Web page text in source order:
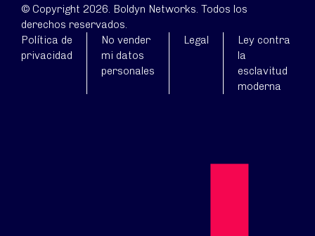
© Copyright 2026. Boldyn Networks. Todos los
derechos reservados.
Política de
privacidad
No vender
mi datos
personales
Legal
Ley contra
la
esclavitud
moderna